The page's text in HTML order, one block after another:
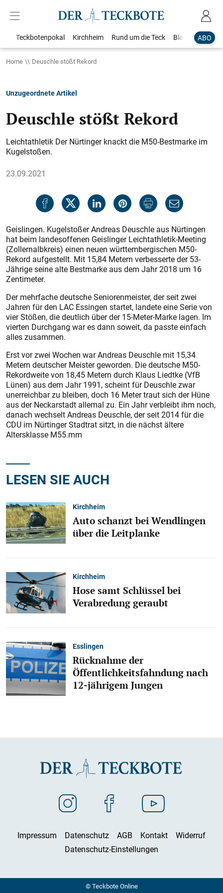
ABO
Teckbotenpokal Kirchheim Rund um die Teck Blaulicht
Home Deuschle stößt Rekord
Unzugeordnete Artikel
Deuschle stößt Rekord
Leichtathletik Der Nürtinger knackt die M50-Bestmarke im
Kugelstoßen.
23.09.2021
Geislingen. Kugelstoßer Andreas Deuschle aus Nürtingen
hat beim landesoffenen Geislinger Leichtathletik-Meeting
(Zollernalbkreis) einen neuen württembergischen M50-
Rekord aufgestellt. Mit 15,84 Metern verbesserte der 53-
Jährige seine alte Bestmarke aus dem Jahr 2018 um 16
Zentimeter.
Der mehrfache deutsche Seniorenmeister, der seit zwei
Jahren für den LAC Essingen startet, landete eine Serie von
vier Stößen, die deutlich über der 15-Meter-Marke lagen. Im
vierten Durchgang war es dann soweit, da passte einfach
alles zusammen.
Erst vor zwei Wochen war Andreas Deuschle mit 15,34
Metern deutscher Meister geworden. Die deutsche M50-
Rekordweite von 18,45 Metern durch Klaus Liedtke (VfB
Lünen) aus dem Jahr 1991, scheint für Deuschle zwar
unerreichbar zu bleiben, doch 16 Meter traut sich der Hüne
aus der Neckarstadt allemal zu. Ein Jahr verbleibt ihm noch,
danach wechselt Andreas Deuschle, der seit 2014 für die
CDU im Nürtinger Stadtrat sitzt, in die nächst ältere
Altersklasse M55.mm
LESEN SIE AUCH
Kirchheim
Auto schanzt bei Wendlingen
über die Leitplanke
Kirchheim
Hose samt Schlüssel bei
Verabredung geraubt
Esslingen
Rücknahme der
Öffentlichkeitsfahndung nach
12-jährigem Jungen
Impressum Datenschutz AGB Kontakt
Widerruf
Datenschutz-Einstellungen
© Teckbote Online